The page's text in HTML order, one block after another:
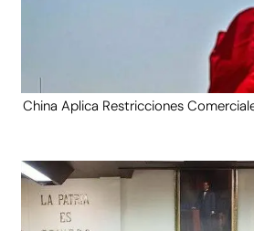
China Aplica Restricciones